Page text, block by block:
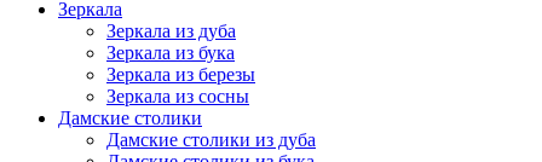
Зеркала
Зеркала из дуба
Зеркала из бука
Зеркала из березы
Зеркала из сосны
Дамские столики
Дамские столики из дуба